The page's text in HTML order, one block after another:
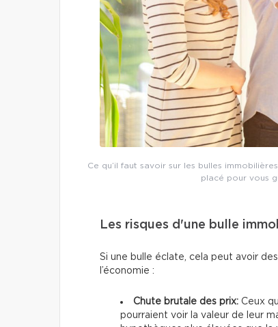
Ce qu’il faut savoir sur les bulles
placé pour vous
Les risques d'une bulle
Si une bulle éclate, cela peut avoir
l’économie :
Chute brutale des prix: Ceux
pourraient voir la valeur de leur